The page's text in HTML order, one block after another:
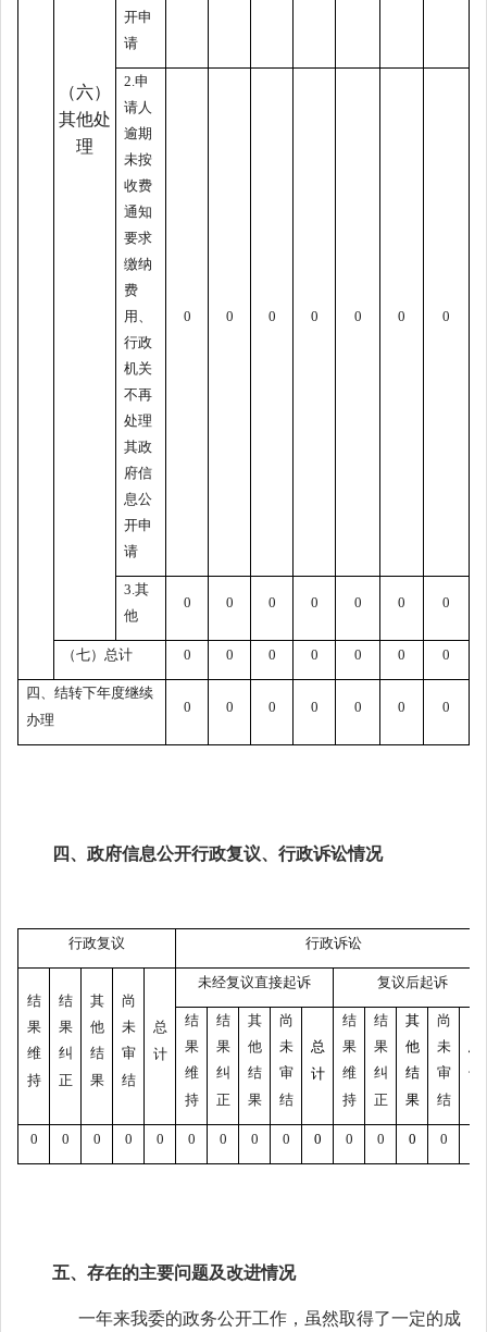
（六）
其他处
理
开申
请
2.申
请人
逾期
未按
收费
通知
要求
缴纳
费
用、
行政
机关
不再
处理
其政
府信
息公
开申
请
0 0 0 0 0 0 0
3.其
他
0 0 0 0 0 0 0
（七）总计 0 0 0 0 0 0 0
四、结转下年度继续
办理
0 0 0 0 0 0 0
四、政府信息公开行政复议、行政诉讼情况
行政复议 行政诉讼
结
果
维
持
结
果
纠
正
其
他
结
果
尚
未
审
结
总
计
未经复议直接起诉 复议后起诉
结
果
维
持
结
果
纠
正
其
他
结
果
尚
未
审
结
总
计
结
果
维
持
结
果
纠
正
其
他
结
果
尚
未
审
结
总
计
0 0 0 0 0 0 0 0 0 0 0 0 0 0
五、存在的主要问题及改进情况
一年来我委的政务公开工作，虽然取得了一定的成